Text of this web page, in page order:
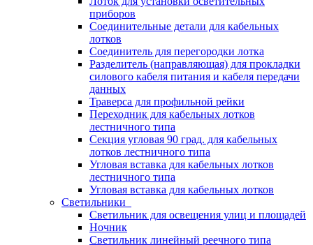
приборов
Соединительные детали для кабельных
лотков
Соединитель для перегородки лотка
Разделитель (направляющая) для прокладки
силового кабеля питания и кабеля передачи
данных
Траверса для профильной рейки
Переходник для кабельных лотков
лестничного типа
Секция угловая 90 град. для кабельных
лотков лестничного типа
Угловая вставка для кабельных лотков
лестничного типа
Угловая вставка для кабельных лотков
Светильники
Светильник для освещения улиц и площадей
Ночник
Светильник линейный реечного типа